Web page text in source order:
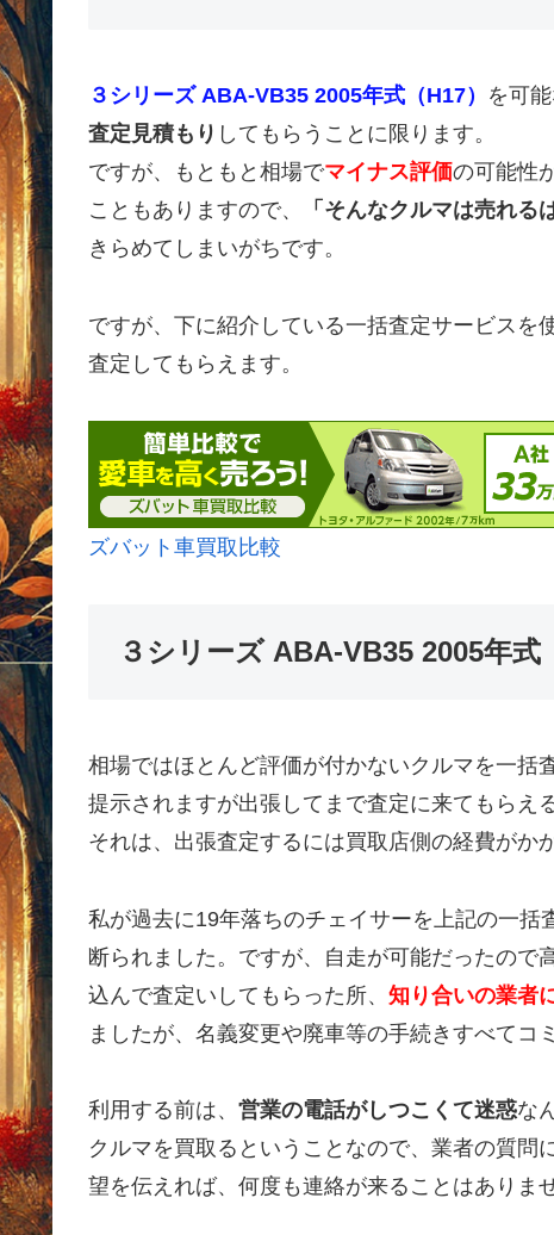
３シリーズ ABA-VB35 2005年式（H17） を可
査定見積もり してもらうことに限ります。
ですが、もともと相場でマイナス評価の可能性
こともありますので、
「そんなクルマは売れる
きらめてしまいがちです。
ですが、下に紹介している一括査定サービスを
査定してもらえます。
ズバット車買取比較
３シリーズ ABA-VB35 2005年
相場ではほとんど評価が付かないクルマを一括
提示されますが出張してまで査定に来てもらえ
それは、出張査定するには買取店側の経費がか
私が過去に19年落ちのチェイサーを上記の一
断られました。ですが、自走が可能だったので
込んで査定いしてもらった所、 知り合いの業者
ましたが、名義変更や廃車等の手続きすべてコ
利用する前は、 営業の電話がしつこくて迷惑な
クルマを買取るということなので、業者の質
望を伝えれば、何度も連絡が来ることはありま